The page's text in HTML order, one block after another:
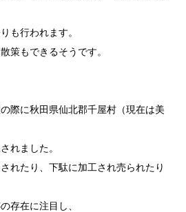
も行われます。
策もできるそうです。
際に秋田県仙北郡千屋村（現在は美
れました。
れたり、下駄に加工され売られたり
存在に注目し、